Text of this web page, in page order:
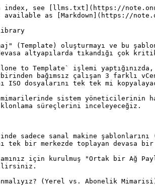
index, see [llms.txt](https://
as [Markdown](https://
(Template) oluşturmayı ve bu
altyapılarda tıkandığı çok
to Template` işlemi
bağımsız çalışan 3 farklı
ISO dosyalarını tek tek mi
sistem yöneticilerinin
süreçlerini inceleyeceğiz.
sadece sanal makine
tek bir merkezde toplayan devasa bir
için kurulmuş "Ortak bir Ağ
(Yerel vs. Abonelik